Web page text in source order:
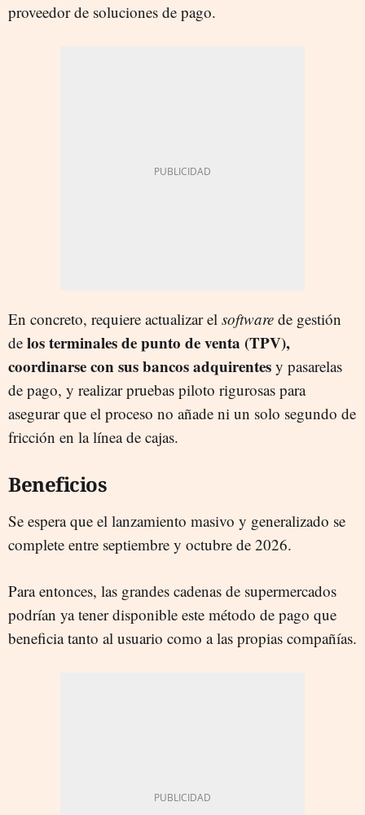
proveedor de soluciones de pago.
En concreto, requiere actualizar el software de gestión
de los terminales de punto de venta (TPV),
coordinarse con sus bancos adquirentes y pasarelas
de pago, y realizar pruebas piloto rigurosas para
asegurar que el proceso no añade ni un solo segundo de
fricción en la línea de cajas.
Beneficios
Se espera que el lanzamiento masivo y generalizado se
complete entre septiembre y octubre de 2026.
Para entonces, las grandes cadenas de supermercados
podrían ya tener disponible este método de pago que
beneficia tanto al usuario como a las propias compañías.